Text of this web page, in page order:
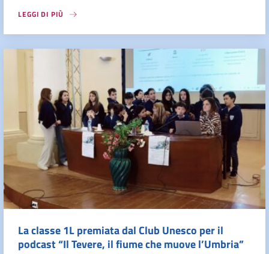
LEGGI DI PIÙ
La classe 1L premiata dal Club Unesco per il
podcast “Il Tevere, il fiume che muove l’Umbria”